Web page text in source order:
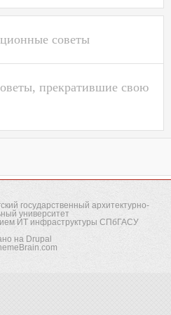
советы
прекратившие свою
государственный архитектурно-
университет
ИТ инфраструктуры СПбГАСУ
на Drupal